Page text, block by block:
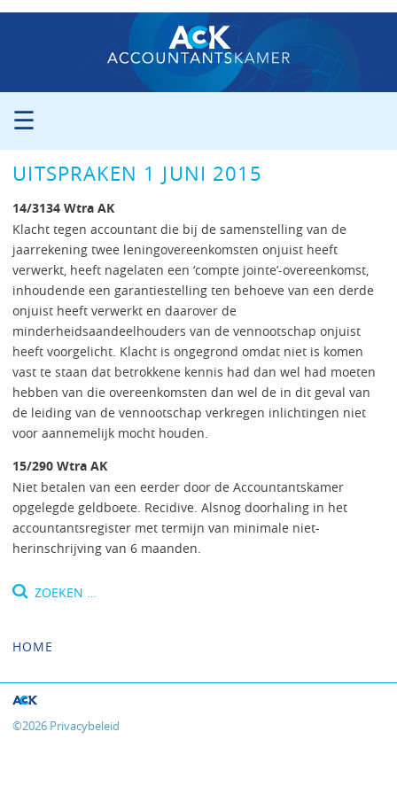
☰
ORGANISATIE
PROCEDURE
PERS
PUBLICATIES
UITSPRAKEN
ZITTINGSAGENDA
CONTACT
UITSPRAKEN 1 JUNI 2015
14/3134 Wtra AK
Klacht tegen accountant die bij de samenstelling van de
jaarrekening twee leningovereenkomsten onjuist heeft
verwerkt, heeft nagelaten een ‘compte jointe’-overeenkomst,
inhoudende een garantiestelling ten behoeve van een derde
onjuist heeft verwerkt en daarover de
minderheidsaandeelhouders van de vennootschap onjuist
heeft voorgelicht. Klacht is ongegrond omdat niet is komen
vast te staan dat betrokkene kennis had dan wel had moeten
hebben van die overeenkomsten dan wel de in dit geval van
de leiding van de vennootschap verkregen inlichtingen niet
voor aannemelijk mocht houden.
15/290 Wtra AK
Niet betalen van een eerder door de Accountantskamer
opgelegde geldboete. Recidive. Alsnog doorhaling in het
accountantsregister met termijn van minimale niet-
herinschrijving van 6 maanden.
Zoeken
HOME
©2026 Privacybeleid